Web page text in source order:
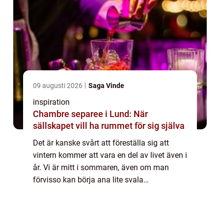
09 augusti 2026 Saga Vinde
inspiration
Chambre separee i Lund: När
sällskapet vill ha rummet för sig själva
Det är kanske svårt att föreställa sig att
vintern kommer att vara en del av livet även i
år. Vi är mitt i sommaren, även om man
förvisso kan börja ana lite svala